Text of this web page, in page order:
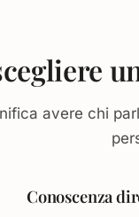
avere chi
Conoscenza